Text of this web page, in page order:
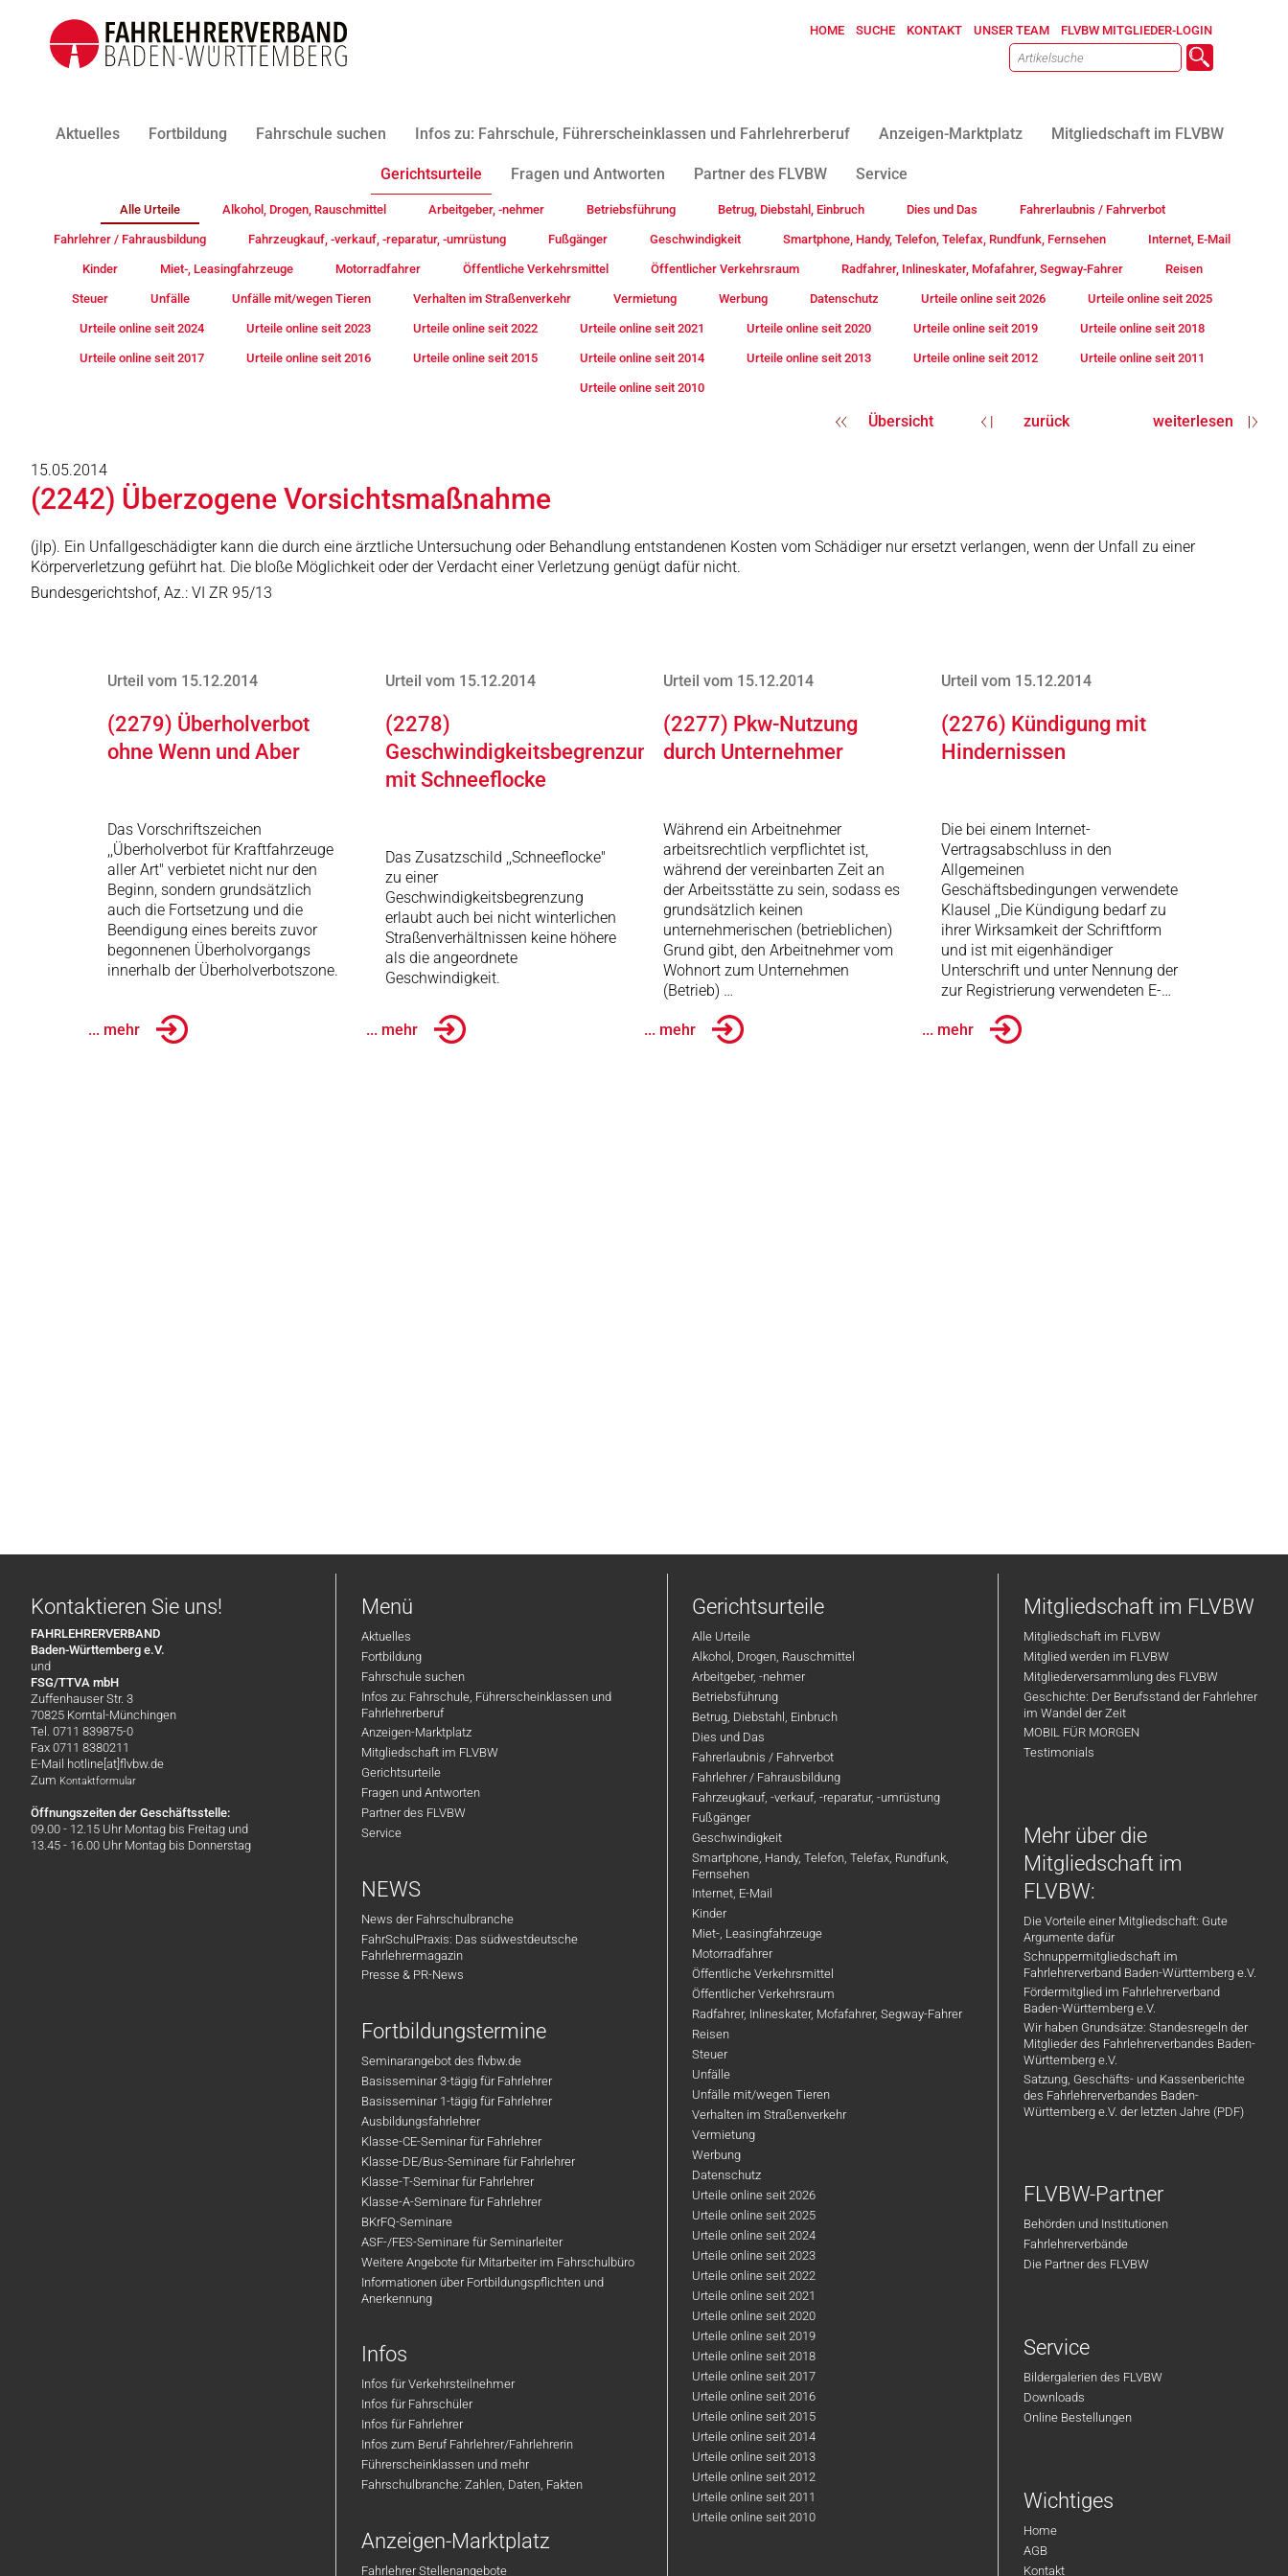
HOME SUCHE KONTAKT UNSER TEAM FLVBW MITGLIEDER-LOGIN
Aktuelles Fortbildung Fahrschule suchen Infos zu: Fahrschule, Führerscheinklassen und Fahrlehrerberuf Anzeigen-Marktplatz Mitgliedschaft im FLVBW
Gerichtsurteile Fragen und Antworten Partner des FLVBW Service
Alle Urteile Alkohol, Drogen, Rauschmittel Arbeitgeber, -nehmer Betriebsführung Betrug, Diebstahl, Einbruch Dies und Das Fahrerlaubnis / Fahrverbot
Fahrlehrer / Fahrausbildung Fahrzeugkauf, -verkauf, -reparatur, -umrüstung Fußgänger Geschwindigkeit Smartphone, Handy, Telefon, Telefax, Rundfunk, Fernsehen Internet, E-Mail
Kinder Miet-, Leasingfahrzeuge Motorradfahrer Öffentliche Verkehrsmittel Öffentlicher Verkehrsraum Radfahrer, Inlineskater, Mofafahrer, Segway-Fahrer Reisen
Steuer Unfälle Unfälle mit/wegen Tieren Verhalten im Straßenverkehr Vermietung Werbung Datenschutz Urteile online seit 2026 Urteile online seit 2025
Urteile online seit 2024 Urteile online seit 2023 Urteile online seit 2022 Urteile online seit 2021 Urteile online seit 2020 Urteile online seit 2019 Urteile online seit 2018
Urteile online seit 2017 Urteile online seit 2016 Urteile online seit 2015 Urteile online seit 2014 Urteile online seit 2013 Urteile online seit 2012 Urteile online seit 2011
Urteile online seit 2010
Übersicht zurück weiterlesen
15.05.2014
(2242) Überzogene Vorsichtsmaßnahme
(jlp). Ein Unfallgeschädigter kann die durch eine ärztliche Untersuchung oder Behandlung entstandenen Kosten vom Schädiger nur ersetzt verlangen, wenn der Unfall zu einer
Körperverletzung geführt hat. Die bloße Möglichkeit oder der Verdacht einer Verletzung genügt dafür nicht.
Bundesgerichtshof, Az.: VI ZR 95/13
Urteil vom 15.12.2014
(2279) Überholverbot
ohne Wenn und Aber
Das Vorschriftszeichen
,,Überholverbot für Kraftfahrzeuge
aller Art" verbietet nicht nur den
Beginn, sondern grundsätzlich
auch die Fortsetzung und die
Beendigung eines bereits zuvor
begonnenen Überholvorgangs
innerhalb der Überholverbotszone.
... mehr
Urteil vom 15.12.2014
(2278)
Geschwindigkeitsbegrenzung
mit Schneeflocke
Das Zusatzschild ,,Schneeflocke"
zu einer
Geschwindigkeitsbegrenzung
erlaubt auch bei nicht winterlichen
Straßenverhältnissen keine höhere
als die angeordnete
Geschwindigkeit.
... mehr
Urteil vom 15.12.2014
(2277) Pkw-Nutzung
durch Unternehmer
Während ein Arbeitnehmer
arbeitsrechtlich verpflichtet ist,
während der vereinbarten Zeit an
der Arbeitsstätte zu sein, sodass es
grundsätzlich keinen
unternehmerischen (betrieblichen)
Grund gibt, den Arbeitnehmer vom
Wohnort zum Unternehmen
(Betrieb) …
... mehr
Urteil vom 15.12.2014
(2276) Kündigung mit
Hindernissen
Die bei einem Internet-
Vertragsabschluss in den
Allgemeinen
Geschäftsbedingungen verwendete
Klausel ,,Die Kündigung bedarf zu
ihrer Wirksamkeit der Schriftform
und ist mit eigenhändiger
Unterschrift und unter Nennung der
zur Registrierung verwendeten E-…
... mehr
Kontaktieren Sie uns!
FAHRLEHRERVERBAND
Baden-Württemberg e.V.
und
FSG/TTVA mbH
Zuffenhauser Str. 3
70825 Korntal-Münchingen
Tel. 0711 839875-0
Fax 0711 8380211
E-Mail hotline[at]flvbw.de
Zum Kontaktformular
Öffnungszeiten der Geschäftsstelle:
09.00 - 12.15 Uhr Montag bis Freitag und
13.45 - 16.00 Uhr Montag bis Donnerstag
Menü
Aktuelles
Fortbildung
Fahrschule suchen
Infos zu: Fahrschule, Führerscheinklassen und
Fahrlehrerberuf
Anzeigen-Marktplatz
Mitgliedschaft im FLVBW
Gerichtsurteile
Fragen und Antworten
Partner des FLVBW
Service
NEWS
News der Fahrschulbranche
FahrSchulPraxis: Das südwestdeutsche
Fahrlehrermagazin
Presse & PR-News
Fortbildungstermine
Seminarangebot des flvbw.de
Basisseminar 3-tägig für Fahrlehrer
Basisseminar 1-tägig für Fahrlehrer
Ausbildungsfahrlehrer
Klasse-CE-Seminar für Fahrlehrer
Klasse-DE/Bus-Seminare für Fahrlehrer
Klasse-T-Seminar für Fahrlehrer
Klasse-A-Seminare für Fahrlehrer
BKrFQ-Seminare
ASF-/FES-Seminare für Seminarleiter
Weitere Angebote für Mitarbeiter im Fahrschulbüro
Informationen über Fortbildungspflichten und
Anerkennung
Infos
Infos für Verkehrsteilnehmer
Infos für Fahrschüler
Infos für Fahrlehrer
Infos zum Beruf Fahrlehrer/Fahrlehrerin
Führerscheinklassen und mehr
Fahrschulbranche: Zahlen, Daten, Fakten
Anzeigen-Marktplatz
Fahrlehrer Stellenangebote
Gerichtsurteile
Alle Urteile
Alkohol, Drogen, Rauschmittel
Arbeitgeber, -nehmer
Betriebsführung
Betrug, Diebstahl, Einbruch
Dies und Das
Fahrerlaubnis / Fahrverbot
Fahrlehrer / Fahrausbildung
Fahrzeugkauf, -verkauf, -reparatur, -umrüstung
Fußgänger
Geschwindigkeit
Smartphone, Handy, Telefon, Telefax, Rundfunk,
Fernsehen
Internet, E-Mail
Kinder
Miet-, Leasingfahrzeuge
Motorradfahrer
Öffentliche Verkehrsmittel
Öffentlicher Verkehrsraum
Radfahrer, Inlineskater, Mofafahrer, Segway-Fahrer
Reisen
Steuer
Unfälle
Unfälle mit/wegen Tieren
Verhalten im Straßenverkehr
Vermietung
Werbung
Datenschutz
Urteile online seit 2026
Urteile online seit 2025
Urteile online seit 2024
Urteile online seit 2023
Urteile online seit 2022
Urteile online seit 2021
Urteile online seit 2020
Urteile online seit 2019
Urteile online seit 2018
Urteile online seit 2017
Urteile online seit 2016
Urteile online seit 2015
Urteile online seit 2014
Urteile online seit 2013
Urteile online seit 2012
Urteile online seit 2011
Urteile online seit 2010
Mitgliedschaft im FLVBW
Mitgliedschaft im FLVBW
Mitglied werden im FLVBW
Mitgliederversammlung des FLVBW
Geschichte: Der Berufsstand der Fahrlehrer
im Wandel der Zeit
MOBIL FÜR MORGEN
Testimonials
Mehr über die
Mitgliedschaft im
FLVBW:
Die Vorteile einer Mitgliedschaft: Gute
Argumente dafür
Schnuppermitgliedschaft im
Fahrlehrerverband Baden-Württemberg e.V.
Fördermitglied im Fahrlehrerverband
Baden-Württemberg e.V.
Wir haben Grundsätze: Standesregeln der
Mitglieder des Fahrlehrerverbandes Baden-
Württemberg e.V.
Satzung, Geschäfts- und Kassenberichte
des Fahrlehrerverbandes Baden-
Württemberg e.V. der letzten Jahre (PDF)
FLVBW-Partner
Behörden und Institutionen
Fahrlehrerverbände
Die Partner des FLVBW
Service
Bildergalerien des FLVBW
Downloads
Online Bestellungen
Wichtiges
Home
AGB
Kontakt